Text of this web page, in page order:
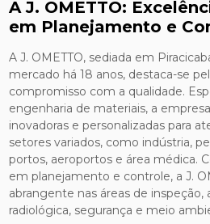
A J. OMETTO:
em Planejamento e
A J. OMETTO, sediada em
mercado há 18 anos, destaca-se
compromisso com a qualidade.
engenharia de materiais, a
inovadoras e personalizadas para
setores variados, como indústria,
portos, aeroportos e área médica.
em planejamento e controle, a J.
abrangente nas áreas de inspeção,
radiológica, segurança e meio